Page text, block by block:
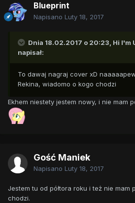
Blueprint
Napisano Luty 18, 2017
Dnia 18.02.2017 o 20:23, Hi I'm
napisał:
To dawaj nagraj cover xD
Rekina, wiadomo o kogo chodzi
Ekhem niestety jestem nowy, i nie mam
Gość Maniek
Napisano Luty 18, 2017
Jestem tu od półtora roku i też nie mam
chodzi.